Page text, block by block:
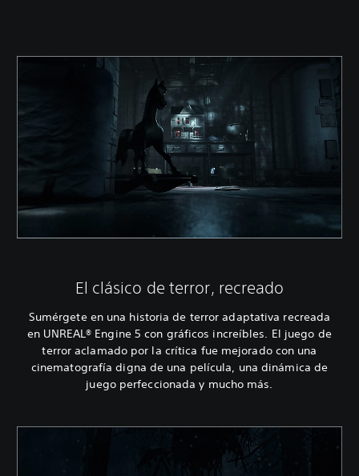
El clásico de terror, recreado
Sumérgete en una historia de terror adaptativa recreada
en UNREAL® Engine 5 con gráficos increíbles. El juego de
terror aclamado por la crítica fue mejorado con una
cinematografía digna de una película, una dinámica de
juego perfeccionada y mucho más.